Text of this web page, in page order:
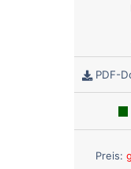
PDF-
Preis: